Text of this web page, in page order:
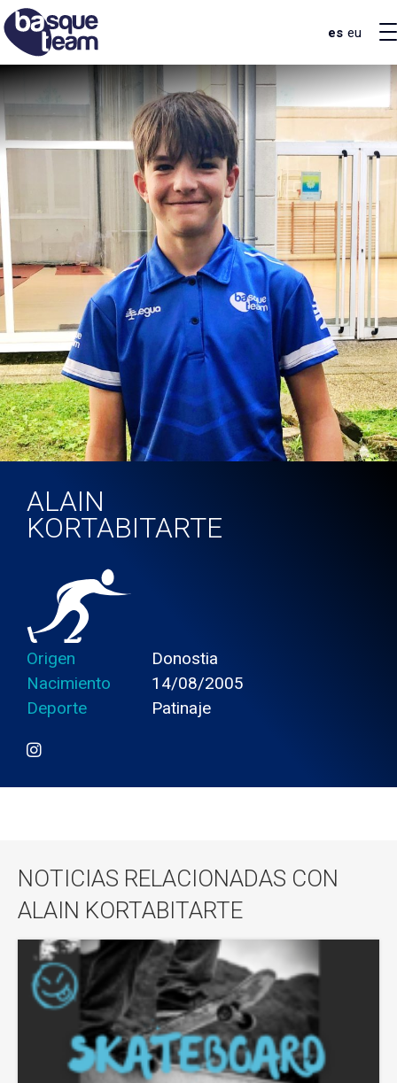
es eu
ALAIN
KORTABITARTE
Origen
Donostia
Nacimiento
14/08/2005
Deporte
Patinaje
NOTICIAS RELACIONADAS CON
ALAIN KORTABITARTE